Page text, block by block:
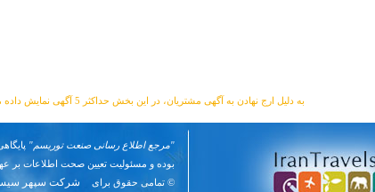
به دلیل ارج نهادن به آگهی مشتریان، در این بخش حداکثر 5 آگهی نمایش داده می شود و از پذیرش تعداد آگهی بیشتر معذوریم.
"مرجع اطلاع رسانی صنعت توریسم"
بوده و مسئوليت تعیین صحت اطلاعات بر
© تمامی حقوق برای
شرکت سپهر